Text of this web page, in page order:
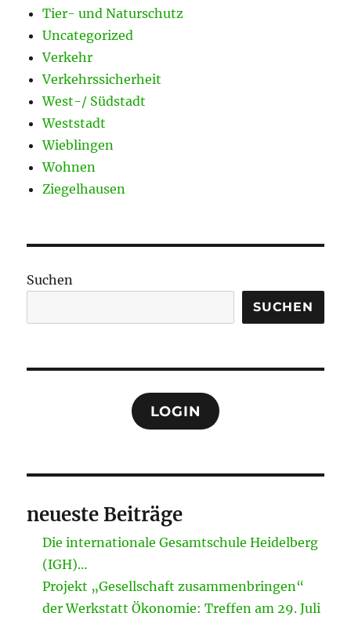
Tier- und Naturschutz
Uncategorized
Verkehr
Verkehrssicherheit
West-/ Südstadt
Weststadt
Wieblingen
Wohnen
Ziegelhausen
Suchen
SUCHEN
LOGIN
neueste Beiträge
Die internationale Gesamtschule Heidelberg
(IGH)…
Projekt „Gesellschaft zusammenbringen“
der Werkstatt Ökonomie: Treffen am 29. Juli